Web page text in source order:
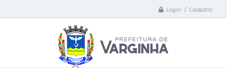
Login / Cadastro